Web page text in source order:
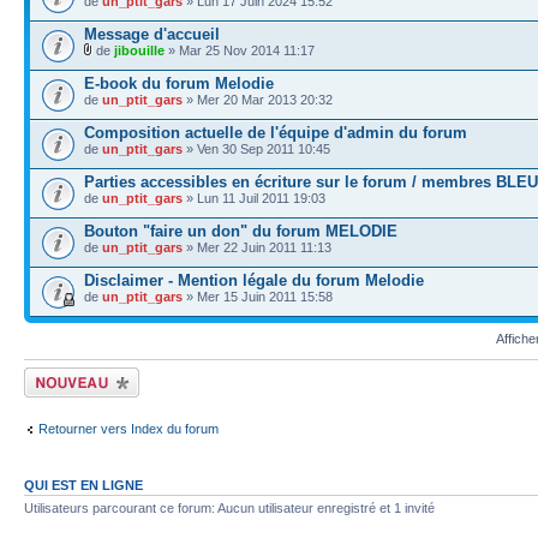
Message d'accueil
de jibouille » Mar 25 Nov 2014 11:17
E-book du forum Melodie
de un_ptit_gars » Mer 20 Mar 2013 20:32
Composition actuelle de l'équipe d'admin du forum
de un_ptit_gars » Ven 30 Sep 2011 10:45
Parties accessibles en écriture sur le forum / membres BLEU
de un_ptit_gars » Lun 11 Juil 2011 19:03
Bouton "faire un don" du forum MELODIE
de un_ptit_gars » Mer 22 Juin 2011 11:13
Disclaimer - Mention légale du forum Melodie
de un_ptit_gars » Mer 15 Juin 2011 15:58
Ecrire un nouveau
sujet
Retourner vers Index du forum
QUI EST EN LIGNE
Utilisateurs parcourant ce forum: Aucun utilisateur enregistré et 1 invité